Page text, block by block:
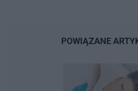
POWIĄZANE